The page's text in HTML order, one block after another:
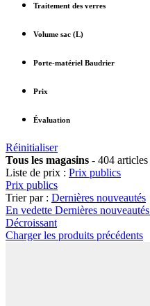
Traitement des verres
Volume sac (L)
Porte-matériel Baudrier
Prix
Évaluation
Réinitialiser
Tous les magasins - 404 articles
Liste de prix : Prix publics
Prix publics
Trier par : Dernières nouveautés
En vedette Dernières nouveautés
Décroissant
Charger les produits précédents